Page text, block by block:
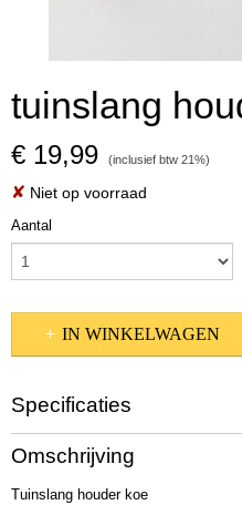
tuinslang
€ 19,99 (inclusief btw 21%)
✘ Niet op voorraad
Aantal
IN WINKELWAGEN
Specificaties
Productcode
1021952-1
EAN code
Omschrijving
Tuinslang houder koe